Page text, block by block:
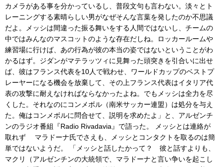
カメラがある事を分かっているし、普段文句も言わない。淡々とト
レーニングする素晴らしい男がなぜそんな言葉を発したのか不思議
だよ。メッシは間違った振る舞いをする人間ではないし、チームの
中ではみんなのマスコットのような存在だしね。ロッカールームや
練習場に行けば、あの行為が彼の本当の姿ではないということがわ
かるはず。ジダンがマテラッツィに見舞った頭突きを引合いに出せ
ば、彼はフランス代表を10人で戦わせ、ワールドカップのベストプ
レーヤーになる機会を放棄して、その上フランス代表はイタリア代
表の攻撃に耐えなければならなかったよね。でもメッシは全力を尽
くした。それなのにコンメボル（南米サッカー連盟）は処分を与え
た。俺はコンメボルに問合せて、説明を求めたよ」と、アルゼンチ
ンのラジオ番組『Radio Rivadavia』で語った。 メッシとは連絡が
取れず マラドーナ氏でさえも、メッシとコンタクトを取るのは簡
単ではないようだ。 「メッシと話したかって？ 彼と話すよりも、
マクリ（アルゼンチンの大統領で、マラドーナと言い争いを起こし